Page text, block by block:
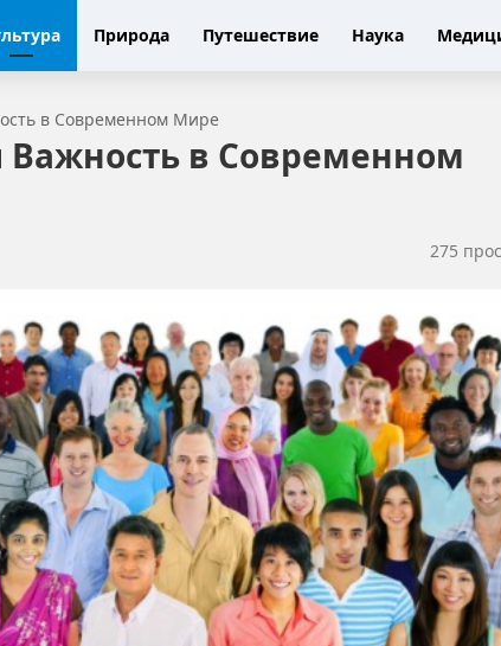
Природа Путешествие Наука
в Современном Мире
Важность в Современном
275